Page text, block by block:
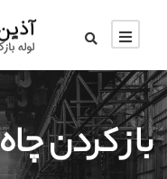
باز كردن